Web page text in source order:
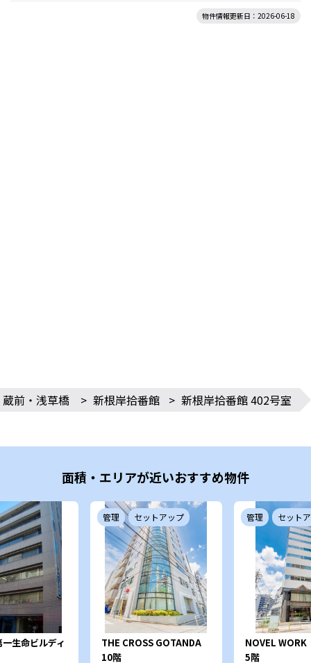
物件情報更新日：2026-06-18
前・浅草橋 > 新根岸拾番館 > 新根岸拾番館 402号室
面積・エリアが近いおすすめ物件
生命ビルディ
管理 セットアップ
THE CROSS GOTANDA
10階
管理 セット
NOVEL WORK
Gotanda
5階